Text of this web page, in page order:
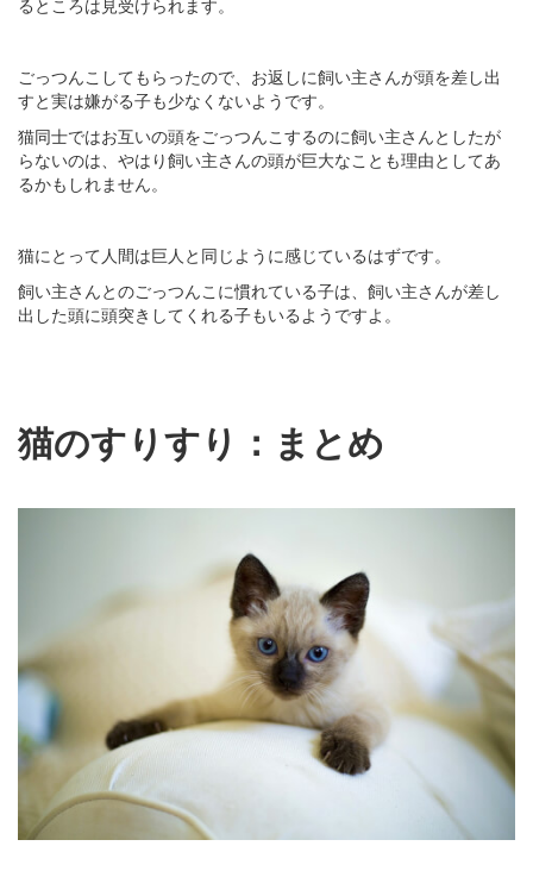
るところは見受けられます。
ごっつんこしてもらったので、お返しに飼い主さんが頭を差し出
すと実は嫌がる子も少なくないようです。
猫同士ではお互いの頭をごっつんこするのに飼い主さんとしたが
らないのは、やはり飼い主さんの頭が巨大なことも理由としてあ
るかもしれません。
猫にとって人間は巨人と同じように感じているはずです。
飼い主さんとのごっつんこに慣れている子は、飼い主さんが差し
出した頭に頭突きしてくれる子もいるようですよ。
猫のすりすり：まとめ